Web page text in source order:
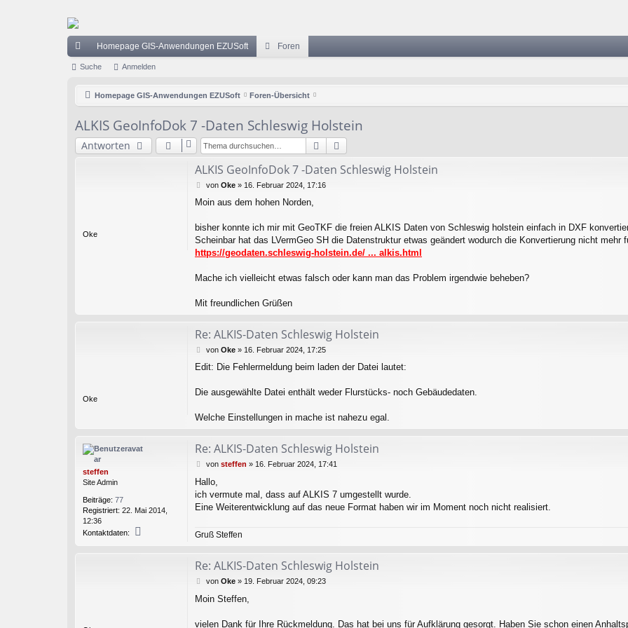
ch
ug
riff
Homepage GIS-Anwendungen EZUSoft Foren
Suche Anmelden
Homepage GIS-Anwendungen EZUSoft Foren-Übersicht
ALKIS GeoInfoDok 7 -Daten Schleswig Holstein
Antworten Suche
Oke
ALKIS GeoInfoDok 7 -Daten Schleswig Holstein
B
i
r
a
von Oke» 16. Februar 2024, 17:16
Moin aus dem hohen Norden,
bisher konnte ich mir mit GeoTKF die freien ALKIS Daten von Schleswig holstein einfach in DXF
Scheinbar hat das LVermGeo SH die Datenstruktur etwas geändert wodurch die Konvertierung nicht mehr
https://geodaten.schleswig-holstein.de/ ... alkis.html
Mache ich vielleicht etwas falsch oder kann man das Problem irgendwie beheben?
Mit freundlichen Grüßen
Oke
Re: ALKIS-Daten Schleswig Holstein
B
i
r
g
von Oke» 16. Februar 2024, 17:25
Edit: Die Fehlermeldung beim laden der Datei lautet:
Die ausgewählte Datei enthält weder Flurstücks- noch Gebäudedaten.
Welche Einstellungen in mache ist nahezu egal.
steffen
Site Admin
Beiträge: 77
Registriert: 22. Mai 2014,
12:36
Kontaktdaten:
Re: ALKIS-Daten Schleswig Holstein
B
i
t
r
von steffen » 16. Februar 2024, 17:41
Hallo,
ich vermute mal, dass auf ALKIS 7 umgestellt wurde.
Eine Weiterentwicklung auf das neue Format haben wir im Moment noch nicht realisiert.
Gruß Steffen
Re: ALKIS-Daten Schleswig Holstein
B
i
r
von Oke» 19. Februar 2024, 09:23
Moin Steffen,
vielen Dank für Ihre Rückmeldung. Das hat bei uns für Aufklärung gesorgt. Haben Sie schon einen